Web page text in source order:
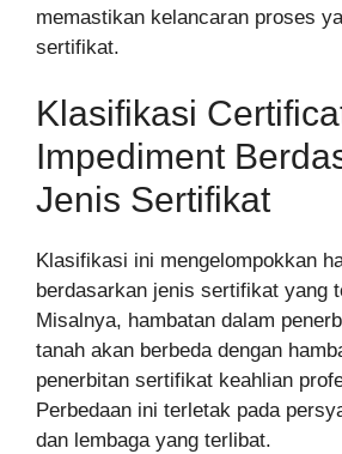
memastikan kelancaran proses
sertifikat.
Klasifikasi
Impediment
Jenis Sertifikat
Klasifikasi ini mengelompokkan
berdasarkan jenis sertifikat yang
Misalnya, hambatan dalam
tanah akan berbeda dengan
penerbitan sertifikat keahlian
Perbedaan ini terletak pada
dan lembaga yang terlibat.